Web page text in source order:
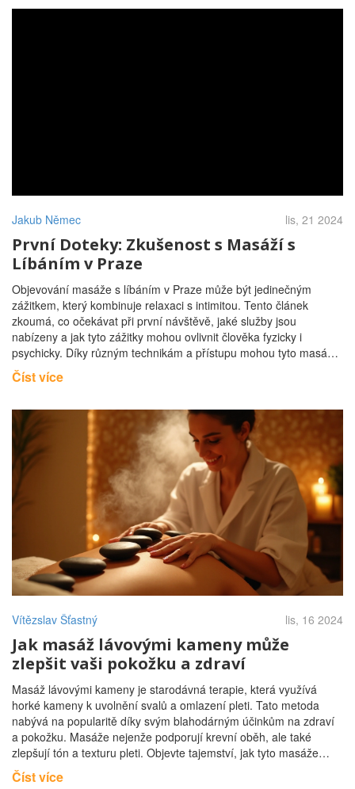
Jakub Němec lis, 21 2024
První Doteky: Zkušenost s Masáží s
Líbáním v Praze
Objevování masáže s líbáním v Praze může být jedinečným
zážitkem, který kombinuje relaxaci s intimitou. Tento článek
zkoumá, co očekávat při první návštěvě, jaké služby jsou
nabízeny a jak tyto zážitky mohou ovlivnit člověka fyzicky i
psychicky. Díky různým technikám a přístupu mohou tyto masáže
poskytovat hluboké uvolnění a smyslové probuzení. Také
nabízíme rady, jak najít vhodný salon a jak se cítit pohodlně
Číst více
Vítězslav Šťastný lis, 16 2024
Jak masáž lávovými kameny může
zlepšit vaši pokožku a zdraví
Masáž lávovými kameny je starodávná terapie, která využívá
horké kameny k uvolnění svalů a omlazení pleti. Tato metoda
nabývá na popularitě díky svým blahodárným účinkům na zdraví
a pokožku. Masáže nejenže podporují krevní oběh, ale také
zlepšují tón a texturu pleti. Objevte tajemství, jak tyto masáže
mohou přispět ke zdravější a mladistvější pokožce.
Číst více